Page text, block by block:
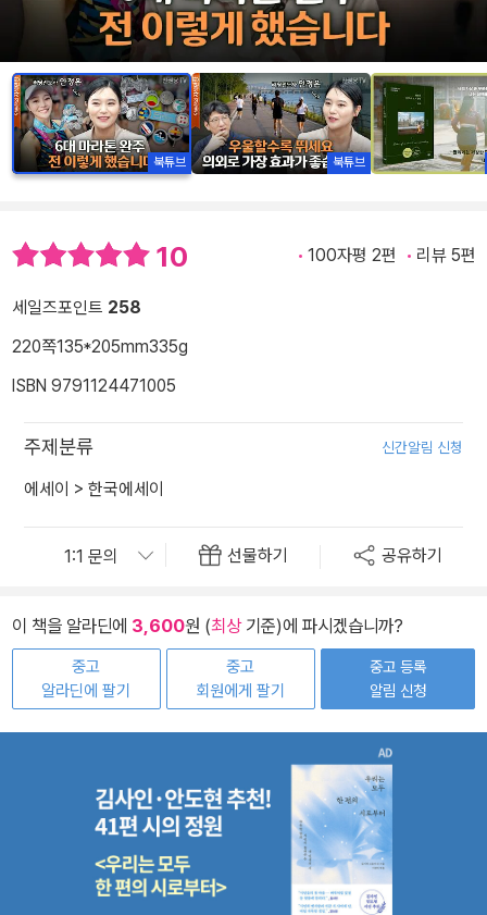
북튜브 북튜브
10 100자평 2편 리뷰 5편
세일즈포인트 258
220쪽135*205mm335g
ISBN 9791124471005
주제분류 신간알림 신청
에세이 > 한국에세이
선물하기 공유하기
이 책을 알라딘에 3,600원 (최상기준)에 파시겠습니까?
중고
알라딘에 팔기
중고
회원에게 팔기
중고 등록
알림 신청